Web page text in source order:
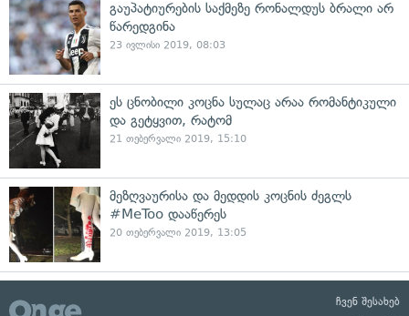
გაუპატიურების საქმეზე რონალდუს ბრალი არ
წარედგინა
23 ივლისი 2019, 08:03
ეს ცნობილი კოცნა სულაც არაა რომანტიკული
და გეტყვით, რატომ
21 თებერვალი 2019, 15:10
მეზღვაურისა და მედდის კოცნის ძეგლს
#MeToo დააწერეს
20 თებერვალი 2019, 13:05
ჩვენ შესახებ